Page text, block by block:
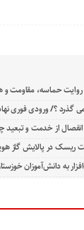
روایت حماسه، مقاومت
گذرد ؟/ ورودی فوری
از خدمت و تبعید
ریسک در پالایش گاز